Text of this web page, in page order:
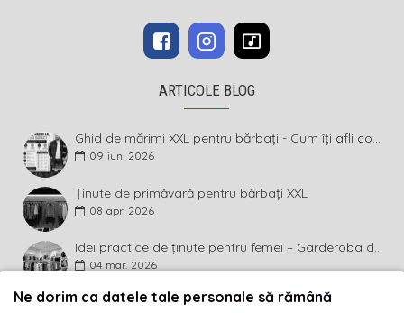
ARTICOLE BLOG
Ghid de mărimi XXL pentru bărbați - Cum îți afli corect măsura și ce înseamnă diferența dintre mărimi
09 iun. 2026
Ținute de primăvară pentru bărbați XXL
08 apr. 2026
Idei practice de ținute pentru femei – Garderoba de primăvară 2026 în mărimi mari
04 mar. 2026
BULETIN INFORMATIV
Ne dorim ca datele tale personale să rămână